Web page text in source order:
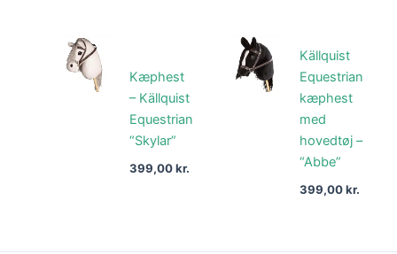
Kæphest
– Källquist
Equestrian
“Skylar”
399,00kr.
Källquist
Equestrian
kæphest
med
hovedtøj –
“Abbe”
399,00kr.